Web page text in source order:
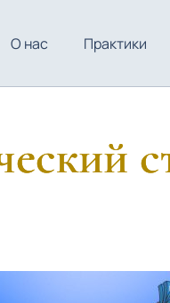
О нас Практики